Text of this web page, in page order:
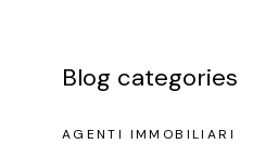
Libro marketing
Blog categories
AGENTI IMMOBILIARI